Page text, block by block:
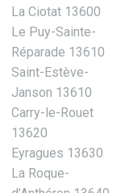
La Ciotat 13600
Le Puy-Sainte-
Réparade 13610
Saint-Estève-
Janson 13610
Carry-le-Rouet
13620
Eyragues 13630
La Roque-